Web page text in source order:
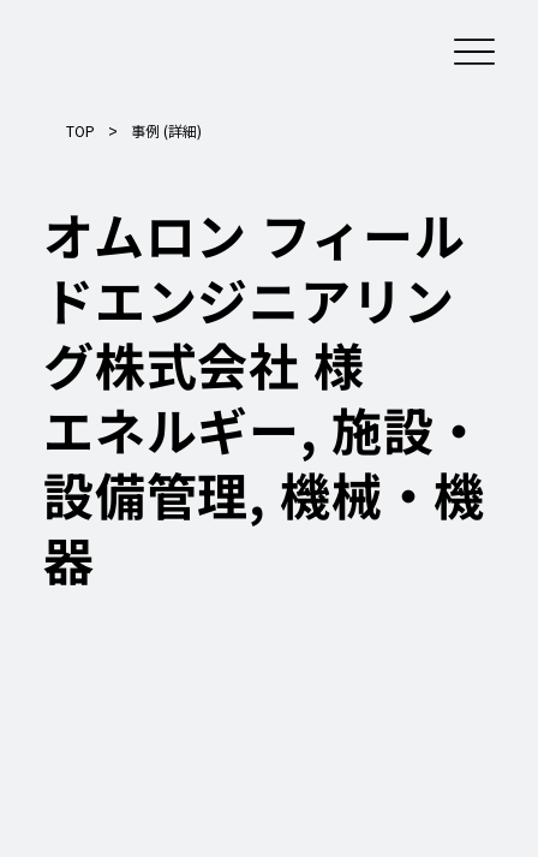
オムロン フィール
ドエンジニアリン
グ株式会社 様
エネルギー, 施設・
設備管理, 機械・機
器
TOP > 事例 (詳細)